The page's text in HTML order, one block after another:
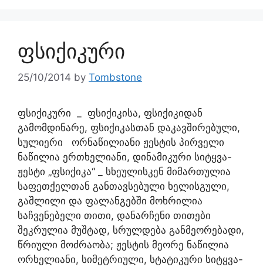
ფსიქიკური
25/10/2014 by Tombstone
ფსიქიკური _ ფსიქიკისა, ფსიქიკიდან
გამომდინარე, ფსიქიკასთან დაკავშირებული,
სულიერი ორნაწილიანი ჟესტის პირველი
ნაწილია ერთხელიანი, დინამიკური სიტყვა-
ჟესტი „ფსიქიკა“ _ სხეულისკენ მიმართულია
საფეთქელთან განთავსებული ხელისგული,
გაშლილი და ფალანგებში მოხრილია
საჩვენებელი თითი, დანარჩენი თითები
შეკრულია მუშტად, სრულდება განმეორებადი,
წრიული მოძრაობა; ჟესტის მეორე ნაწილია
ორხელიანი, სიმეტრიული, სტატიკური სიტყვა-